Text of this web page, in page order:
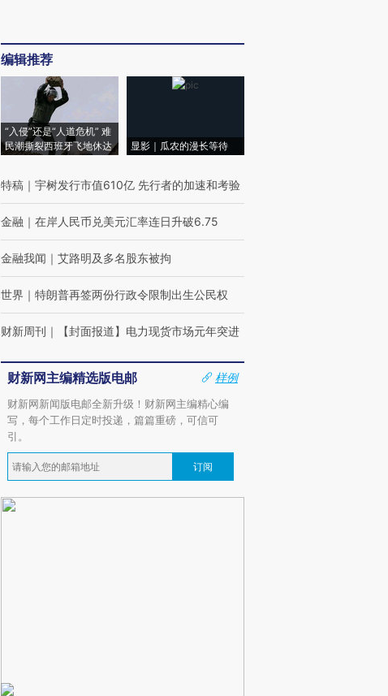
编辑推荐
“入侵”还是“人道危机” 难
民潮撕裂西班牙飞地休达
显影｜瓜农的漫长等待
特稿 ｜ 宇树发行市值610亿 先行者的加速和考验
金融 ｜ 在岸人民币兑美元汇率连日升破6.75
金融我闻 ｜ 艾路明及多名股东被拘
世界 ｜ 特朗普再签两份行政令限制出生公民权
财新周刊 ｜ 【封面报道】电力现货市场元年突进
财新网主编精选版电邮
样例
财新网新闻版电邮全新升级！财新网主编精心编
写，每个工作日定时投递，篇篇重磅，可信可
引。
订阅